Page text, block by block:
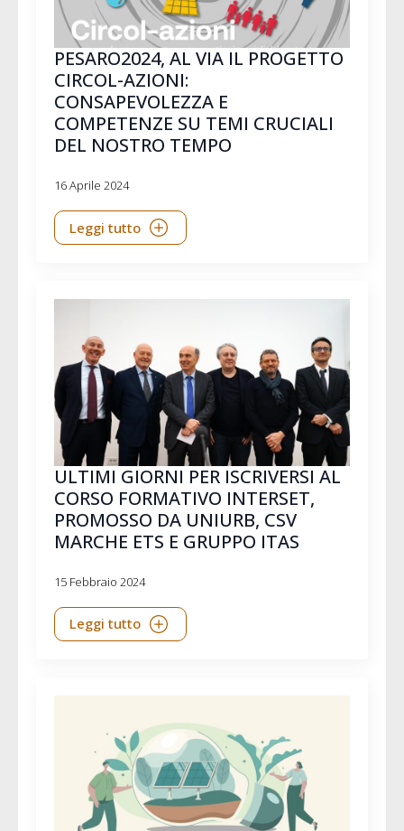
PESARO2024, AL VIA IL PROGETTO
CIRCOL-AZIONI:
CONSAPEVOLEZZA E
COMPETENZE SU TEMI CRUCIALI
DEL NOSTRO TEMPO
16 Aprile 2024
Leggi tutto
ULTIMI GIORNI PER ISCRIVERSI AL
CORSO FORMATIVO INTERSET,
PROMOSSO DA UNIURB, CSV
MARCHE ETS E GRUPPO ITAS
15 Febbraio 2024
Leggi tutto